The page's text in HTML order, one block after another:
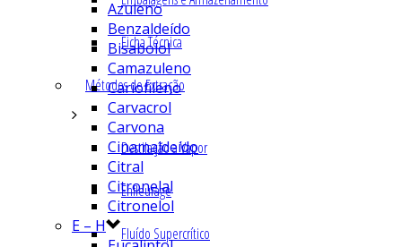
Ficha Técnica
Métodos de Extração
Destilação a Vapor
Enfleurage
Fluído Supercrítico
Azuleno
Benzaldeído
Bisabolol
Camazuleno
Cariofileno
Carvacrol
Carvona
Cinamaldeído
Citral
Citronelal
Citronelol
E – H